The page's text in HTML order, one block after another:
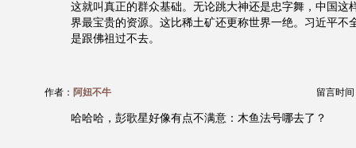
这就叫真正的群众基础。无论跳大神还是忠字舞，中国这
界最宝贵的资源。这比稀土矿还更称世界一绝。习近平不
是跟佛祖过不去。
作者： 阿妞不牛 留言时间
哈哈哈，彭歌星好像有点不满意：木鱼法号哪去了？